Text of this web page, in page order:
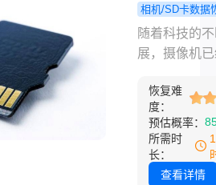
sd卡视频文
如何恢复呢
将为您详细
视频文件的
帮助您找回
记忆。
相机/SD卡数据
程 监控摄像
存卡的视频
数据恢复方
随着科技的
展，摄像机
中不可或缺
分。无论是
控、户外探
是专业拍摄
机都为我们
恢复难
度：
预估概率：
所需时
长：
查看详情